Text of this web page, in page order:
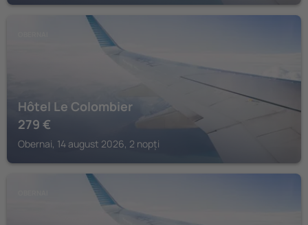
Hôtel Le Colombier
279 €
Obernai, 14 august 2026, 2 nopți